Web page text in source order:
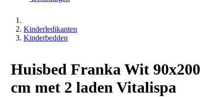
Kinderledikanten
Kinderbedden
Huisbed Franka Wit 90x200
cm met 2 laden Vitalispa